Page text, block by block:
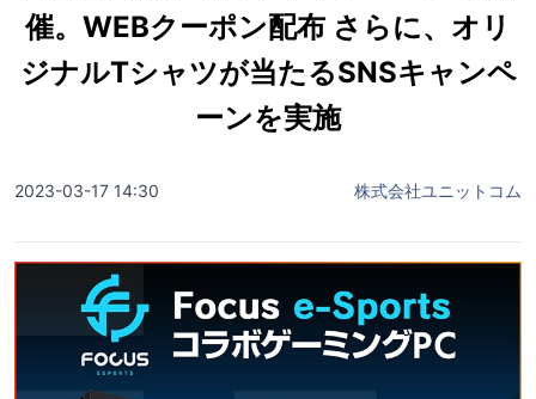
催。WEBクーポン配布 さらに、オリ
ジナルTシャツが当たるSNSキャンペ
ーンを実施
2023-03-17 14:30 株式会社ユニットコム